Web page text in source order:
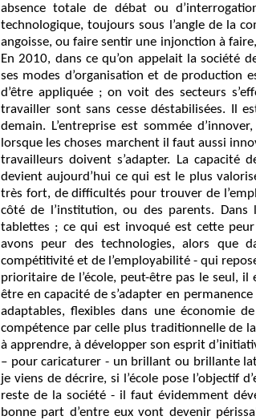
absence totale de débat ou
technologique, toujours sous l’angle de la
angoisse, ou faire sentir une injonction à
En 2010, dans ce qu’on appelait la société
ses modes d’organisation et de production
d’être appliquée ; on voit des secteurs
travailler sont sans cesse déstabilisées. Il
demain. L’entreprise est sommée
lorsque les choses marchent il faut aussi
travailleurs doivent s’adapter. La capacité
devient aujourd’hui ce qui est le plus
très fort, de difficultés pour trouver de
côté de l’institution, ou des parents. Dans
tablettes ; ce qui est invoqué est cette
avons peur des technologies, alors que
compétitivité et de l’employabilité - qui
prioritaire de l’école, peut-être pas le seul,
être en capacité de s’adapter en
adaptables, flexibles dans une économie
compétence par celle plus traditionnelle de
à apprendre, à développer son esprit
– pour caricaturer - un brillant ou brillante
je viens de décrire, si l’école pose l’objectif
reste de la société - il faut évidemment
bonne part d’entre eux vont devenir